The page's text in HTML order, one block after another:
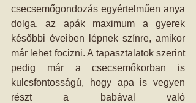
csecsemőgondozás egyértelműen anya
dolga, az apák maximum a gyerek
későbbi éveiben lépnek színre, amikor
már lehet focizni. A tapasztalatok szerint
pedig már a csecsemőkorban is
kulcsfontosságú, hogy apa is vegyen
részt a babával való